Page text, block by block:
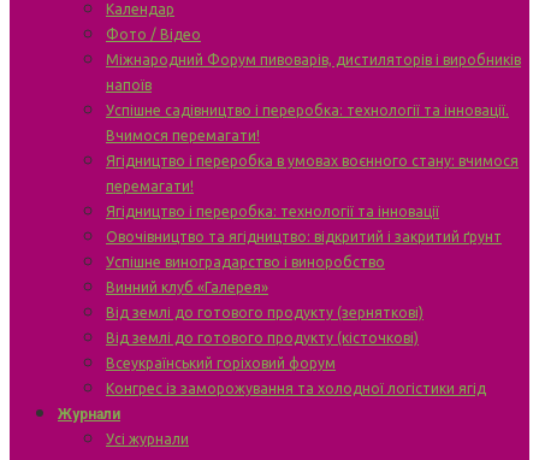
Календар
Фото / Відео
Міжнародний Форум пивоварів, дистиляторів і виробників
напоїв
Успішне садівництво і переробка: технології та інновації.
Вчимося перемагати!
Ягідництво і переробка в умовах воєнного стану: вчимося
перемагати!
Ягідництво і переробка: технології та інновації
Овочівництво та ягідництво: відкритий і закритий ґрунт
Успішне виноградарство і виноробство
Винний клуб «Галерея»
Від землі до готового продукту (зерняткові)
Від землі до готового продукту (кісточкові)
Всеукраїнський горіховий форум
Конгрес із заморожування та холодної логістики ягід
Журнали
Усі журнали